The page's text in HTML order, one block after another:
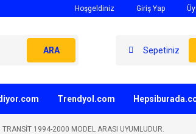
Hoşgeldiniz Giriş Yap
ARA Sepetiniz
Trendyol.com
TRANSİT 1994-2000 MODEL ARASI UYUMLUDUR.